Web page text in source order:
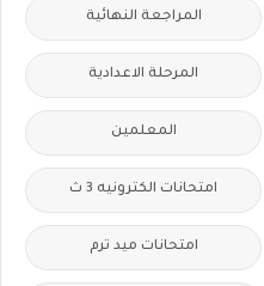
المراجعة النهائية
المرحلة الاعدادية
المعلمين
امتحانات الكترونيه 3 ث
امتحانات ميد ترم